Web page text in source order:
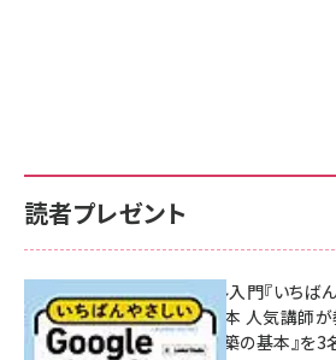
読者プレゼント
無料BIツール入門『いちば
ポータルの教本 人気講師
シュボード構築の基本』を